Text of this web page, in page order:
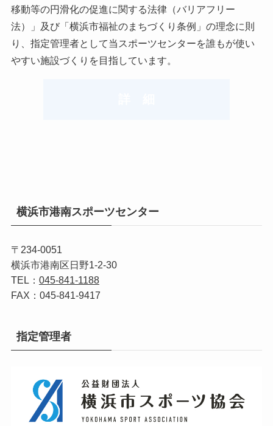
移動等の円滑化の促進に関する法律（バリアフリー
法）」及び「横浜市福祉のまちづくり条例」の理念に則
り、指定管理者として当スポーツセンターを誰もが使い
やすい施設づくりを目指しています。
横浜市港南スポーツセンター
〒234-0051
横浜市港南区日野1-2-30
TEL： 045-841-1188
FAX：045-841-9417
指定管理者